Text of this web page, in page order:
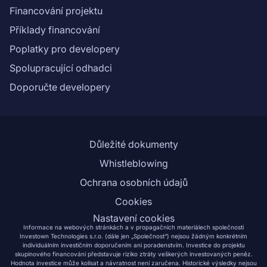
Financování projektu
Příklady financování
Poplatky pro developery
Spolupracující odhadci
Doporučte developery
Důležité dokumenty
Whistleblowing
Ochrana osobních údajů
Cookies
Nastavení cookies
Informace na webových stránkách a v propagačních materiálech společnosti
Investown Technologies s.r.o. (dále jen „Společnost“) nejsou žádným konkrétním
individuálním investičním doporučením ani poradenstvím. Investice do projektu
skupinového financování představuje riziko ztráty veškerých investovaných peněz.
Hodnota investice může kolísat a návratnost není zaručena. Historické výsledky nejsou